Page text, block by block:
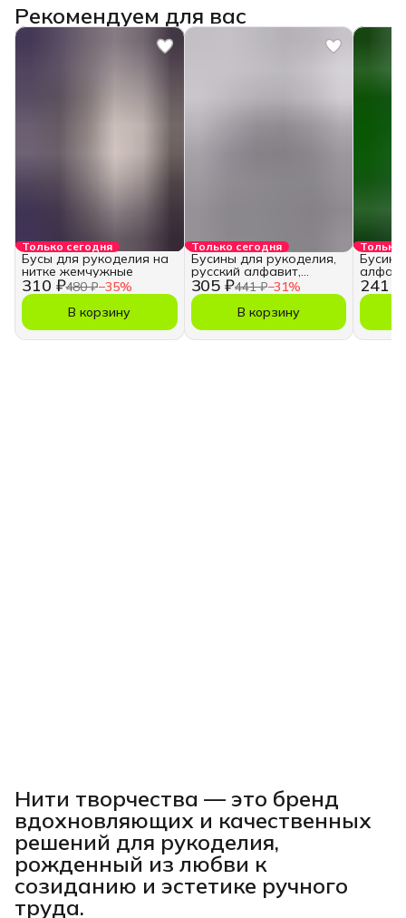
Рекомендуем для вас
Только сегодня
310 ₽480 ₽−35%
Бусы для рукоделия на
нитке жемчужные
В корзину
Только сегодня
305 ₽441 ₽−31%
Бусины для рукоделия,
русский алфавит,
кубики
В корзину
Только
241 ₽
Нити творчества — это бренд
вдохновляющих и качественных
решений для рукоделия,
рожденный из любви к
созиданию и эстетике ручного
труда.